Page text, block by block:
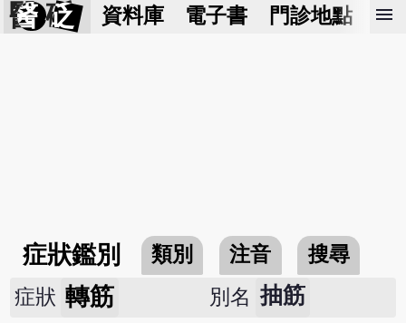
醫 砭 資料庫 電子書 門診地點 預
menu
症狀鑑別 類別 注音
搜尋
症狀 轉筋 別名 抽筋